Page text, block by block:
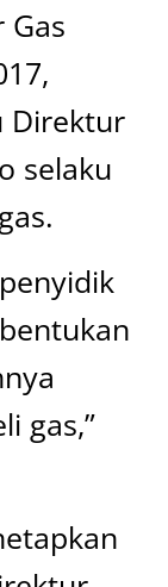
Direktur
selaku
gas,”